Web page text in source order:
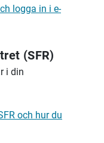
logga in i e-
(SFR)
i din
och hur du